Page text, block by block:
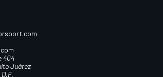
404
Juárez